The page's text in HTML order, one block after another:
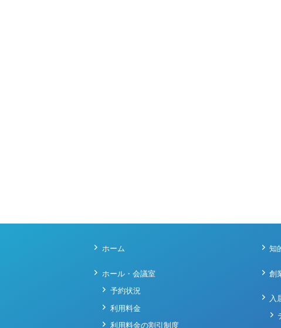
ホーム
ホール・会議室
予約状況
利用料金
利用料金の割引制度
知
創
入